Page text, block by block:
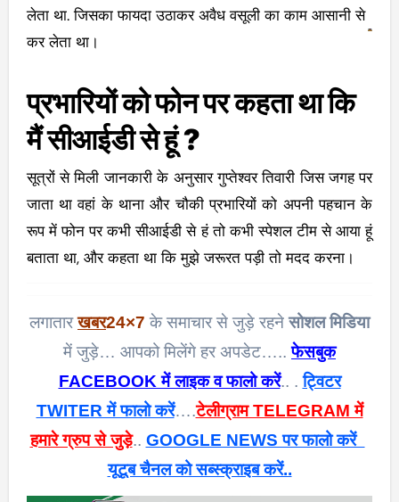
लेता था. जिसका फायदा उठाकर अवैध वसूली का काम आसानी से
कर लेता था।
प्रभारियों को फोन पर कहता था कि
मैं सीआईडी से हूं ?
सूत्रों से मिली जानकारी के अनुसार गुप्तेश्वर तिवारी जिस जगह पर
जाता था वहां के थाना और चौकी प्रभारियों को अपनी पहचान के
रूप में फोन पर कभी सीआईडी से हं तो कभी स्पेशल टीम से आया हूं
बताता था, और कहता था कि मुझे जरूरत पड़ी तो मदद करना।
लगातारखबर24×7 के समाचार से जुड़े रहनेसोशल मिडिया
में जुड़े… आपको मिलेंगे हर अपडेट…..फेसबुक
FACEBOOK में लाइक व फालो करें.. .ट्विटर
TWITER में फालो करें….टेलीग्राम TELEGRAM में
हमारे ग्रुप से जुड़े.. GOOGLE NEWS पर फालो करें
यूटूब चैनल को सब्स्क्राइब करें..